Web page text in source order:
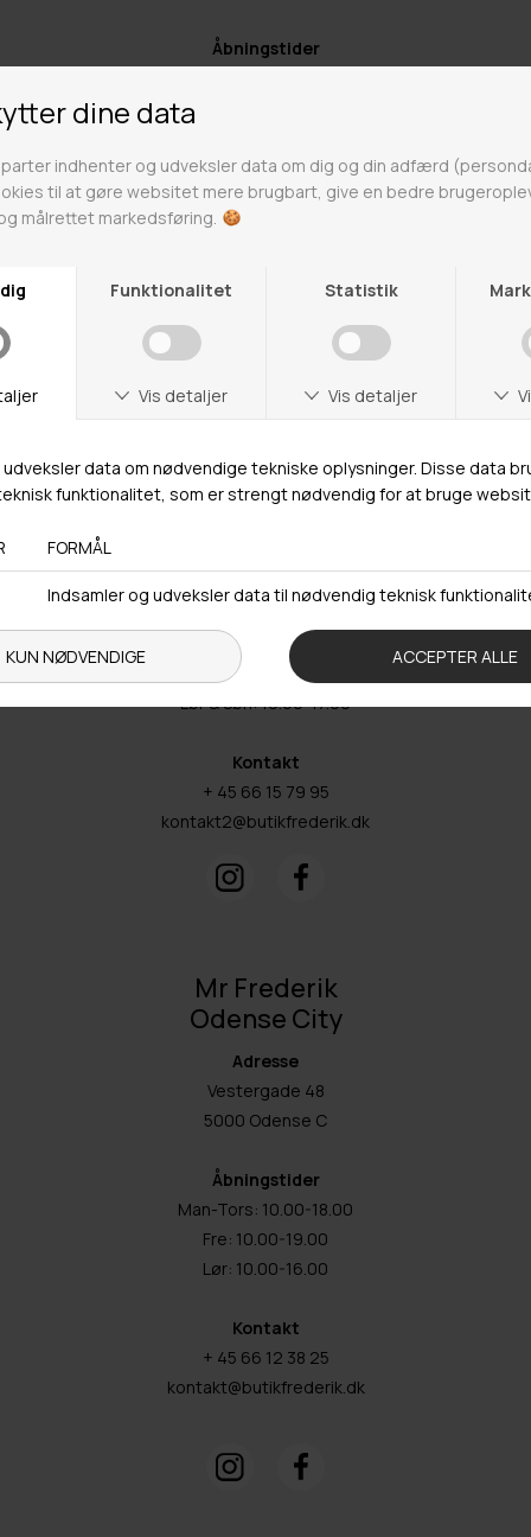
Åbningstider
Kontakt
+ 45 65 90 45 89
Mr Frederik
Rosengårdcentret
Adresse
Man-Tors: 10.00-19.00
Fre: 10.00-19.00
Lør & Søn: 10.00-17.00
Kontakt
+ 45 66 15 79 95
kontakt2@butikfrederik.dk
Mr Frederik
Odense City
Adresse
Vestergade 48
5000 Odense C
Åbningstider
Man-Tors: 10.00-18.00
Fre: 10.00-19.00
Lør: 10.00-16.00
Kontakt
+ 45 66 12 38 25
kontakt@butikfrederik.dk